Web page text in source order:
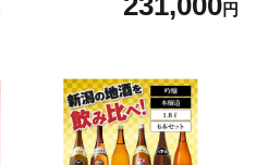
ビール 究極の辛口 酒 お酒 ア
uper dry 11回 缶ビール 缶 ギ
フト 内祝い 茨城県守谷市 送
料無料
円